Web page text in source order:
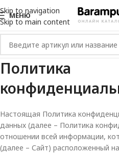
Skip to navigation
Skip to main content
МЕНЮ
Политика
Настоящая Политика
данных (далее – Политика
отношении всей информации,
(далее – Сайт) расположенный